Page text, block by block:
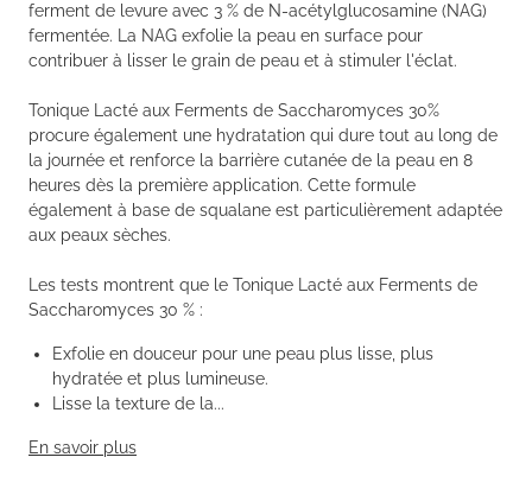
ferment de levure avec 3 % de N-acétylglucosamine (NAG)
fermentée. La NAG exfolie la peau en surface pour
contribuer à lisser le grain de peau et à stimuler l'éclat.
Tonique Lacté aux Ferments de Saccharomyces 30%
procure également une hydratation qui dure tout au long de
la journée et renforce la barrière cutanée de la peau en 8
heures dès la première application. Cette formule
également à base de squalane est particulièrement adaptée
aux peaux sèches.
Les tests montrent que le Tonique Lacté aux Ferments de
Saccharomyces 30 % :
Exfolie en douceur pour une peau plus lisse, plus
hydratée et plus lumineuse.
Lisse la texture de la...
En savoir plus